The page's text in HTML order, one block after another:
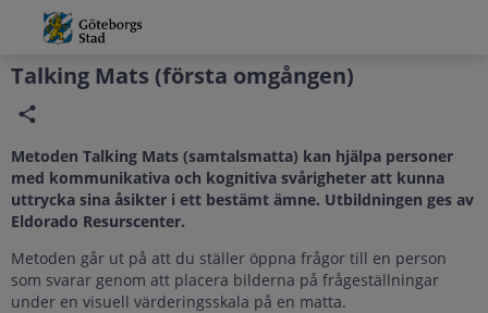
Grade
Portal
Talking Mats (första omgången)
Metoden Talking Mats (samtalsmatta) kan hjälpa personer
med kommunikativa och kognitiva svårigheter att kunna
uttrycka sina åsikter i ett bestämt ämne. Utbildningen ges av
Eldorado Resurscenter.
Metoden går ut på att du ställer öppna frågor till en person
som svarar genom att placera bilderna på frågeställningar
under en visuell värderingsskala på en matta.